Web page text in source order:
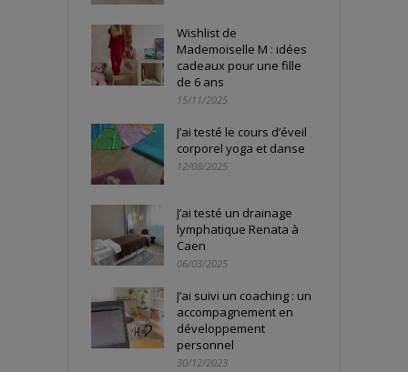
Wishlist de
Mademoiselle M : idées
cadeaux pour une fille
de 6 ans
15/11/2025
J’ai testé le cours d’éveil
corporel yoga et danse
12/08/2025
J’ai testé un drainage
lymphatique Renata à
Caen
06/03/2025
J’ai suivi un coaching : un
accompagnement en
développement
personnel
30/12/2023